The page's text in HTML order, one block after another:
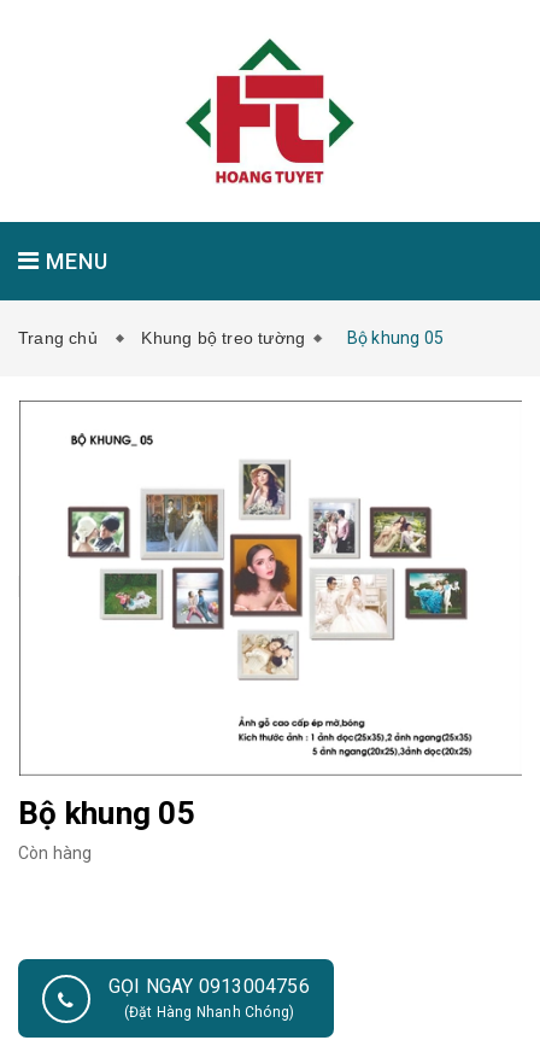
MENU
Trang chủ Khung bộ treo tường Bộ khung 05
Bộ khung 05
Còn hàng
GỌI NGAY 0913004756
(Đặt Hàng Nhanh Chóng)